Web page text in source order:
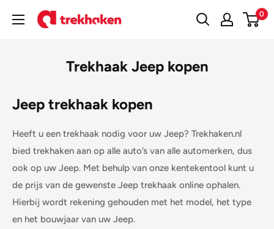
naar
Trekhaken 0
Trekhaak Jeep kopen
Jeep trekhaak kopen
Heeft u een trekhaak nodig voor uw Jeep? Trekhaken.nl
bied trekhaken aan op alle auto’s van alle automerken, dus
ook op uw Jeep. Met behulp van onze kentekentool kunt u
de prijs van de gewenste Jeep trekhaak online ophalen.
Hierbij wordt rekening gehouden met het model, het type
en het bouwjaar van uw Jeep.